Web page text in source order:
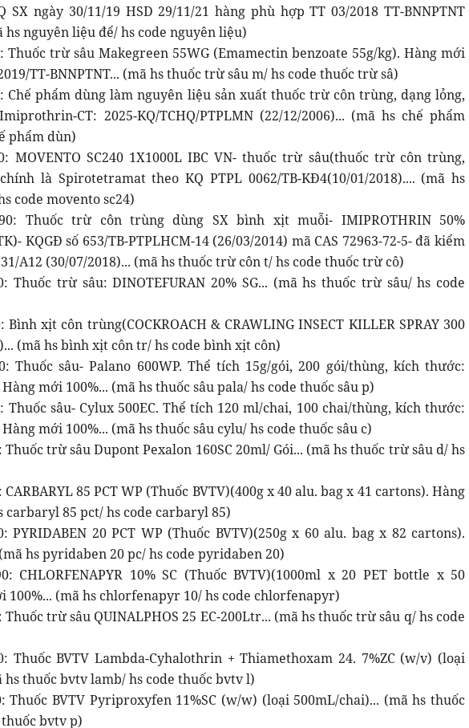
SX ngày 30/11/19 HSD 29/11/21 hàng phù hợp TT 03/2018 TT-BNNPTNT
hs nguyên liệu để/ hs code nguyên liệu)
Thuốc trừ sâu Makegreen 55WG (Emamectin benzoate 55g/kg). Hàng mới
TT-BNNPTNT... (mã hs thuốc trừ sâu m/ hs code thuốc trừ sâ)
Chế phẩm dùng làm nguyên liệu sản xuất thuốc trừ côn trùng, dạng lỏng,
CT: 2025-KQ/TCHQ/PTPLMN (22/12/2006)... (mã hs chế phẩm
phẩm dùn)
MOVENTO SC240 1X1000L IBC VN- thuốc trừ sâu(thuốc trừ côn trùng,
là Spirotetramat theo KQ PTPL 0062/TB-KĐ4(10/01/2018).... (mã hs
code movento sc24)
Thuốc trừ côn trùng dùng SX bình xịt muỗi- IMIPROTHRIN 50%
KQGĐ số 653/TB-PTPLHCM-14 (26/03/2014) mã CAS 72963-72-5- đã kiểm
A12 (30/07/2018)... (mã hs thuốc trừ côn t/ hs code thuốc trừ cô)
Thuốc trừ sâu: DINOTEFURAN 20% SG... (mã hs thuốc trừ sâu/ hs code
Bình xịt côn trùng(COCKROACH & CRAWLING INSECT KILLER SPRAY 300
(mã hs bình xịt côn tr/ hs code bình xịt côn)
Thuốc sâu- Palano 600WP. Thể tích 15g/gói, 200 gói/thùng, kích thước:
mới 100%... (mã hs thuốc sâu pala/ hs code thuốc sâu p)
Thuốc sâu- Cylux 500EC. Thể tích 120 ml/chai, 100 chai/thùng, kích thước:
mới 100%... (mã hs thuốc sâu cylu/ hs code thuốc sâu c)
Thuốc trừ sâu Dupont Pexalon 160SC 20ml/ Gói... (mã hs thuốc trừ sâu d/ hs
CARBARYL 85 PCT WP (Thuốc BVTV)(400g x 40 alu. bag x 41 cartons). Hàng
carbaryl 85 pct/ hs code carbaryl 85)
PYRIDABEN 20 PCT WP (Thuốc BVTV)(250g x 60 alu. bag x 82 cartons).
hs pyridaben 20 pc/ hs code pyridaben 20)
CHLORFENAPYR 10% SC (Thuốc BVTV)(1000ml x 20 PET bottle x 50
100%... (mã hs chlorfenapyr 10/ hs code chlorfenapyr)
Thuốc trừ sâu QUINALPHOS 25 EC-200Ltr... (mã hs thuốc trừ sâu q/ hs code
Thuốc BVTV Lambda-Cyhalothrin + Thiamethoxam 24. 7%ZC (w/v) (loại
hs thuốc bvtv lamb/ hs code thuốc bvtv l)
Thuốc BVTV Pyriproxyfen 11%SC (w/w) (loại 500mL/chai)... (mã hs thuốc
bvtv p)